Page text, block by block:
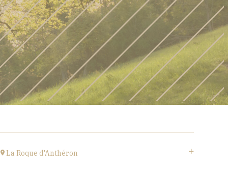
La Roque d'Anthéron